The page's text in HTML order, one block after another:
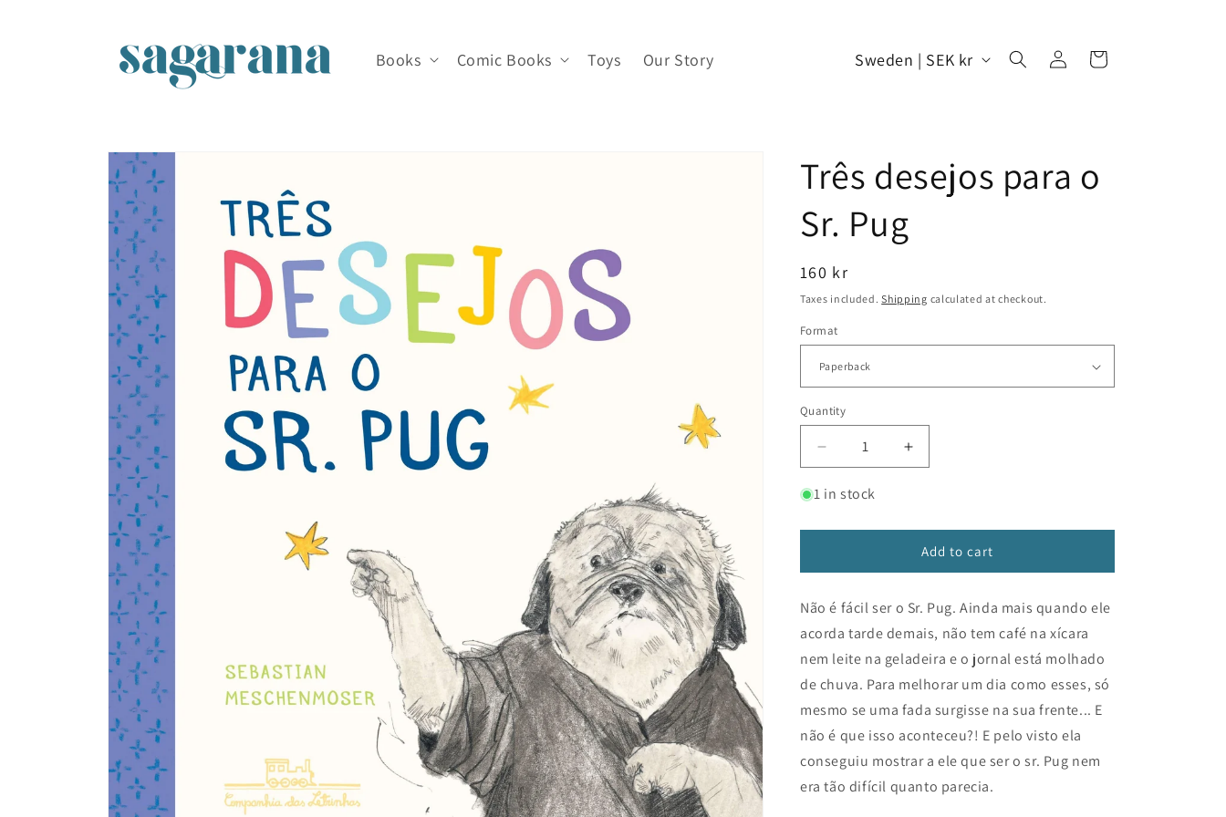
Books Comic Books Toys Our Story
C
t
r
r
e
g
i
o
n
Sweden | SEK kr
in
Cart
Skip to
product
information
Três desejos para o
Sr. Pug
Regular
price
160 kr
Taxes included.Shipping calculated at checkout.
Format
Quantity
Decrease
quantity
for
desejos
o
Pug
Increase
quantity
desejos
para
o
Pug
1 in stock
Add to cart
Não é fácil ser o Sr. Pug. Ainda mais quando ele
acorda tarde demais, não tem café na xícara
nem leite na geladeira e o jornal está molhado
de chuva. Para melhorar um dia como esses, só
mesmo se uma fada surgisse na sua frente... E
não é que isso aconteceu?! E pelo visto ela
conseguiu mostrar a ele que ser o sr. Pug nem
era tão difícil quanto parecia.